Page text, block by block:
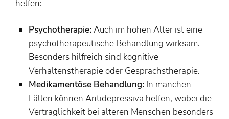
helfen:
Psychotherapie: Auch im hohen Alter ist eine
psychotherapeutische Behandlung wirksam.
Besonders hilfreich sind kognitive
Verhaltenstherapie oder Gesprächstherapie.
Medikamentöse Behandlung: In manchen
Fällen können Antidepressiva helfen, wobei die
Verträglichkeit bei älteren Menschen besonders